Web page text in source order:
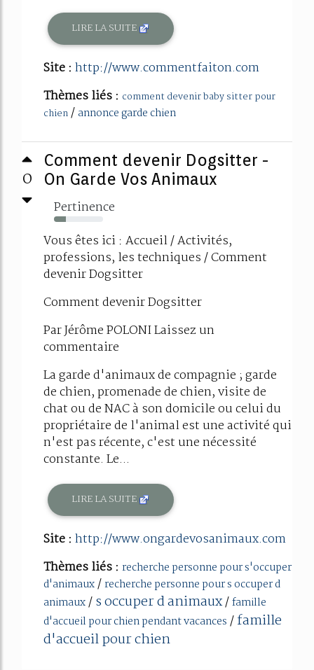
LIRE LA SUITE
Site : http://www.commentfaiton.com
Thèmes liés : comment devenir baby sitter pour
chien/ annonce garde chien
0
Comment devenir Dogsitter -
On Garde Vos Animaux
Pertinence
24%
Vous êtes ici : Accueil / Activités,
professions, les techniques / Comment
devenir Dogsitter
Comment devenir Dogsitter
Par Jérôme POLONI Laissez un
commentaire
La garde d'animaux de compagnie ; garde
de chien, promenade de chien, visite de
chat ou de NAC à son domicile ou celui du
propriétaire de l'animal est une activité qui
n'est pas récente, c'est une nécessité
constante. Le...
LIRE LA SUITE
Site : http://www.ongardevosanimaux.com
Thèmes liés : recherche personne pour s'occuper
d'animaux/recherche personne pour s occuper d
animaux/s occuper d animaux/famille
d'accueil pour chien pendant vacances /famille
d'accueil pour chien